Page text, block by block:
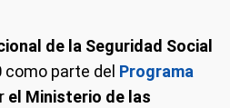
de la Seguridad Social
como parte del Programa
el Ministerio de las